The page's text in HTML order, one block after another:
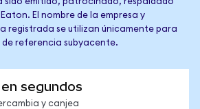
El nombre de la empresa y
registrada se utilizan únicamente para
referencia subyacente.
segundos
y canjea